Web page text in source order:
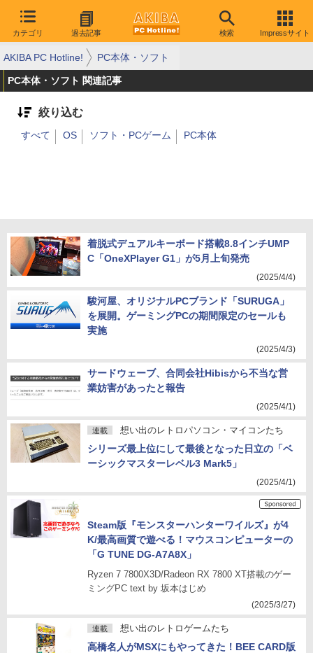
カテゴリ 過去記事 検索 Impressサイト
AKIBA PC Hotline! PC本体・ソフト
PC本体・ソフト 関連記事
絞り込む
すべて OS ソフト・PCゲーム PC本体
着脱式デュアルキーボード搭載8.8インチUMP
C「OneXPlayer G1」が5月上旬発売
(2025/4/4)
駿河屋、オリジナルPCブランド「SURUGA」
を展開。ゲーミングPCの期間限定のセールも
実施
(2025/4/3)
サードウェーブ、合同会社Hibisから不当な営
業妨害があったと報告
(2025/4/1)
連載 想い出のレトロパソコン・マイコンたち
シリーズ最上位にして最後となった日立の「ベ
ーシックマスターレベル3 Mark5」
(2025/4/1)
Steam版『モンスターハンターワイルズ』が4
K/最高画質で遊べる！マウスコンピューターの
「G TUNE DG-A7A8X」
Ryzen 7 7800X3D/Radeon RX 7800 XT搭載のゲー
ミングPC text by 坂本はじめ
(2025/3/27)
連載 想い出のレトロゲームたち
高橋名人がMSXにもやってきた！BEE CARD版